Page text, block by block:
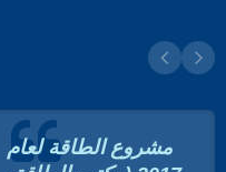
مشروع الطاقة لعام